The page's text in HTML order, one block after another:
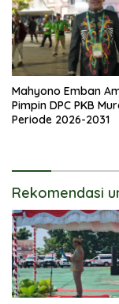
Mahyono Emban
Pimpin DPC PKB
Periode 2026-2031
Rekomendasi